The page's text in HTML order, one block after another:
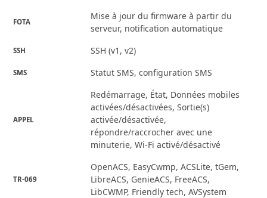
FOTA
Mise à jour du firmware à partir du
serveur, notification automatique
SSH SSH (v1, v2)
SMS Statut SMS, configuration SMS
APPEL
Redémarrage, État, Données mobiles
activées/désactivées, Sortie(s)
activée/désactivée,
répondre/raccrocher avec une
minuterie, Wi-Fi activé/désactivé
TR-069
OpenACS, EasyCwmp, ACSLite, tGem,
LibreACS, GenieACS, FreeACS,
LibCWMP, Friendly tech, AVSystem